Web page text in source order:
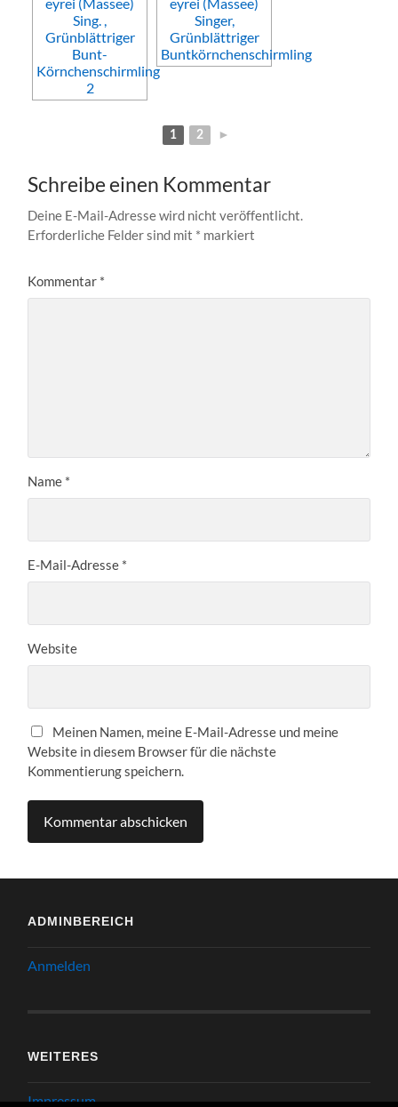
1 2 ►
Schreibe einen Kommentar
Deine E-Mail-Adresse wird nicht veröffentlicht.
Erforderliche Felder sind mit * markiert
Kommentar *
Name *
E-Mail-Adresse *
Website
Meinen Namen, meine E-Mail-Adresse und meine
Website in diesem Browser für die nächste
Kommentierung speichern.
ADMINBEREICH
Anmelden
WEITERES
Impressum